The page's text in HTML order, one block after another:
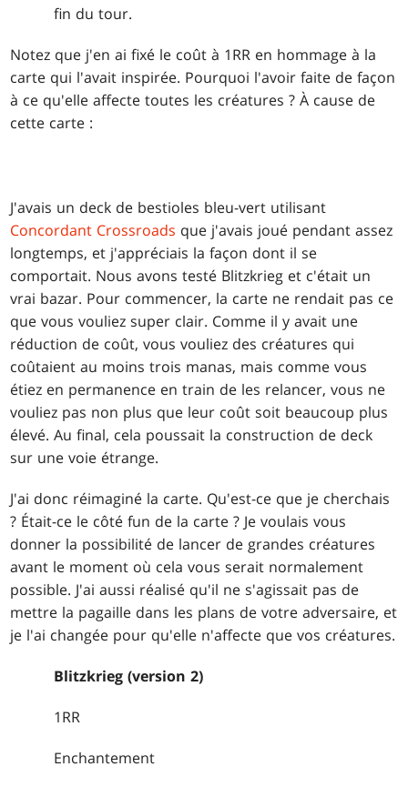
fin du tour.
Notez que j'en ai fixé le coût à 1RR en hommage à la
carte qui l'avait inspirée. Pourquoi l'avoir faite de façon
à ce qu'elle affecte toutes les créatures ? À cause de
cette carte :
J'avais un deck de bestioles bleu-vert utilisant
Concordant Crossroads que j'avais joué pendant assez
longtemps, et j'appréciais la façon dont il se
comportait. Nous avons testé Blitzkrieg et c'était un
vrai bazar. Pour commencer, la carte ne rendait pas ce
que vous vouliez super clair. Comme il y avait une
réduction de coût, vous vouliez des créatures qui
coûtaient au moins trois manas, mais comme vous
étiez en permanence en train de les relancer, vous ne
vouliez pas non plus que leur coût soit beaucoup plus
élevé. Au final, cela poussait la construction de deck
sur une voie étrange.
J'ai donc réimaginé la carte. Qu'est-ce que je cherchais
? Était-ce le côté fun de la carte ? Je voulais vous
donner la possibilité de lancer de grandes créatures
avant le moment où cela vous serait normalement
possible. J'ai aussi réalisé qu'il ne s'agissait pas de
mettre la pagaille dans les plans de votre adversaire, et
je l'ai changée pour qu'elle n'affecte que vos créatures.
Blitzkrieg (version 2)
1RR
Enchantement